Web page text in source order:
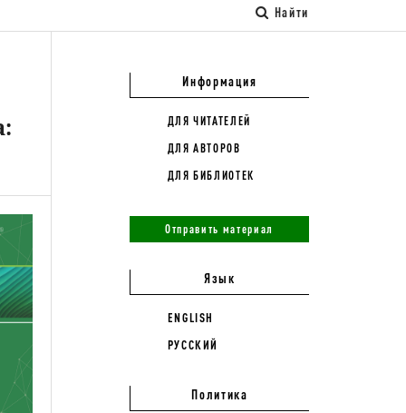
Найти
Информация
ДЛЯ ЧИТАТЕЛЕЙ
ДЛЯ АВТОРОВ
ДЛЯ БИБЛИОТЕК
Отправить материал
Язык
ENGLISH
РУССКИЙ
Политика